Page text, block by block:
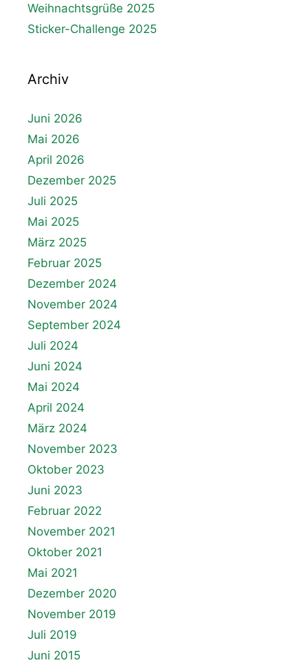
Weihnachtsgrüße 2025
Sticker-Challenge 2025
Archiv
Juni 2026
Mai 2026
April 2026
Dezember 2025
Juli 2025
Mai 2025
März 2025
Februar 2025
Dezember 2024
November 2024
September 2024
Juli 2024
Juni 2024
Mai 2024
April 2024
März 2024
November 2023
Oktober 2023
Juni 2023
Februar 2022
November 2021
Oktober 2021
Mai 2021
Dezember 2020
November 2019
Juli 2019
Juni 2015